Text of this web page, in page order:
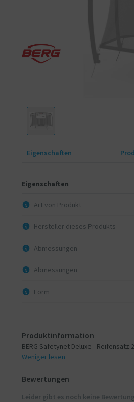
Eigenschaften
Eigenschaften
Art von Produkt
Hersteller dieses Produkts
Abmessungen
Abmessungen
Form
Produktinformation
BERG Safetynet Deluxe - Reifensatz
Weniger lesen
Bewertungen
Leider gibt es noch keine